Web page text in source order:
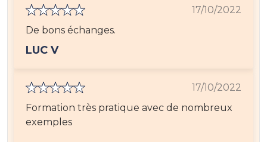
17/10/2022
De bons échanges.
LUC V
17/10/2022
Formation très pratique avec de nombreux
exemples